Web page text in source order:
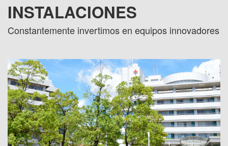
INSTALACIONES
Constantemente invertimos en equipos innovadores